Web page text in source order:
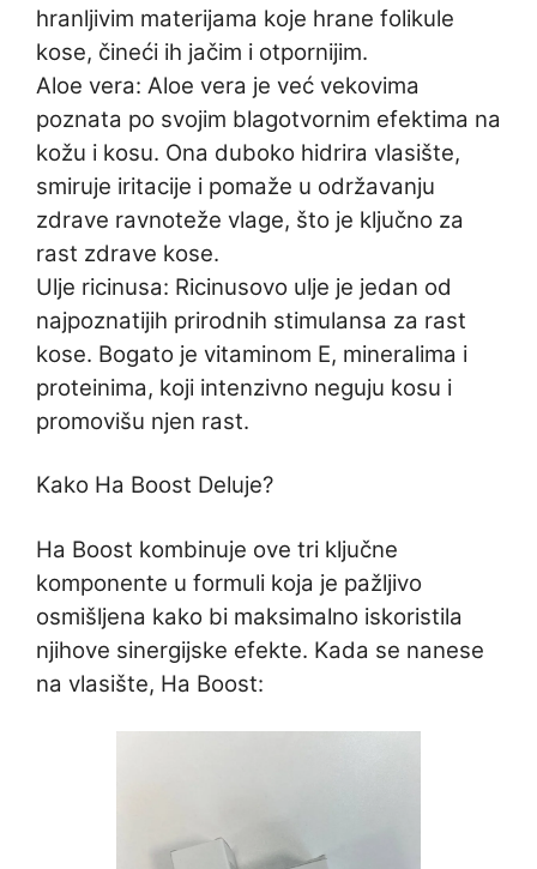
hranljivim materijama koje hrane folikule
kose, čineći ih jačim i otpornijim.
Aloe vera: Aloe vera je već vekovima
poznata po svojim blagotvornim efektima na
kožu i kosu. Ona duboko hidrira vlasište,
smiruje iritacije i pomaže u održavanju
zdrave ravnoteže vlage, što je ključno za
rast zdrave kose.
Ulje ricinusa: Ricinusovo ulje je jedan od
najpoznatijih prirodnih stimulansa za rast
kose. Bogato je vitaminom E, mineralima i
proteinima, koji intenzivno neguju kosu i
promovišu njen rast.
Kako Ha Boost Deluje?
Ha Boost kombinuje ove tri ključne
komponente u formuli koja je pažljivo
osmišljena kako bi maksimalno iskoristila
njihove sinergijske efekte. Kada se nanese
na vlasište, Ha Boost: